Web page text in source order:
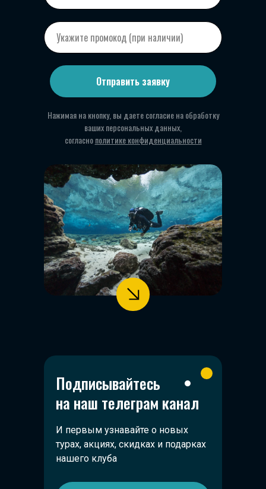
Отправить заявку
Нажимая на кнопку, вы даете согласие на обработку
ваших персональных данных,
согласнополитике конфиденциальности
И первым узнавайте о новых
турах, акциях, скидках и подарках
нашего клуба
Подписывайтесь
на наш телеграм канал